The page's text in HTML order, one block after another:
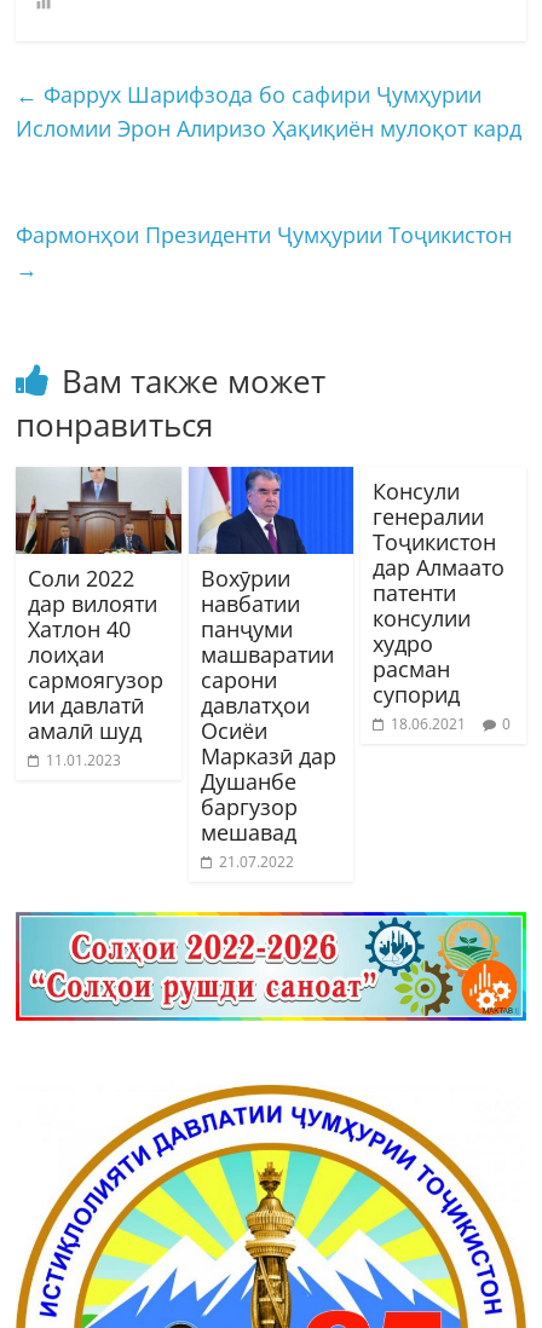
← Фаррух Шарифзода бо сафири Ҷумҳурии
Исломии Эрон Алиризо Ҳақиқиён мулоқот кард
Фармонҳои Президенти Ҷумҳурии Тоҷикистон
→
Вам также может
понравиться
Соли 2022
дар вилояти
Хатлон 40
лоиҳаи
сармоягузор
ии давлатӣ
амалӣ шуд
11.01.2023
Вохӯрии
навбатии
панҷуми
машваратии
сарони
давлатҳои
Осиёи
Марказӣ дар
Душанбе
баргузор
мешавад
21.07.2022
Консули
генералии
Тоҷикистон
дар Алмаато
патенти
консулии
худро
расман
супорид
18.06.2021 0